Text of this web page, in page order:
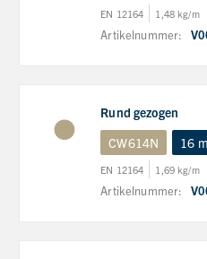
EN 12164 1,48 kg/m
Artikelnummer:
Rund gezogen
CW614N
16
EN 12164 1,69 kg/m
Artikelnummer: